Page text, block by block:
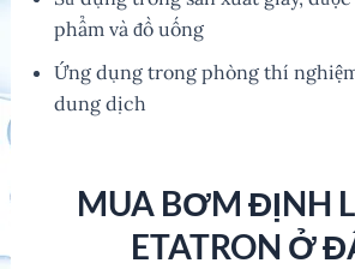
phẩm và đồ uống
Ứng dụng trong phòng thí
dung dịch
MUA BƠM ĐỊNH
ETATRON Ở